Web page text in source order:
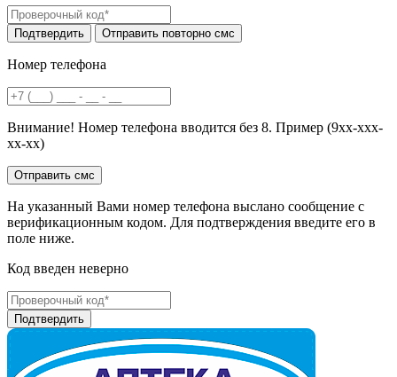
Номер телефона
Внимание! Номер телефона вводится без 8. Пример (9хх-ххх-
хх-хх)
На указанный Вами номер телефона выслано сообщение с
верификационным кодом. Для подтверждения введите его в
поле ниже.
Код введен неверно